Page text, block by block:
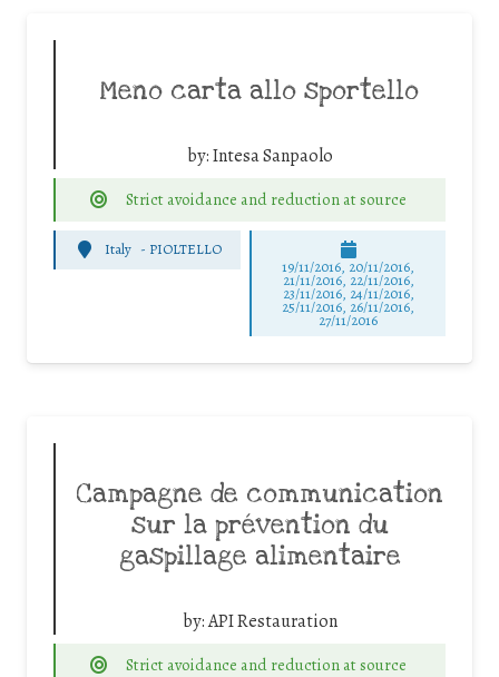
Meno carta allo sportello
by:Intesa Sanpaolo
Strict avoidance and reduction at source
Italy - PIOLTELLO
19/11/2016, 20/11/2016,
21/11/2016, 22/11/2016,
23/11/2016, 24/11/2016,
25/11/2016, 26/11/2016,
27/11/2016
Campagne de communication
sur la prévention du
gaspillage alimentaire
by:API Restauration
Strict avoidance and reduction at source